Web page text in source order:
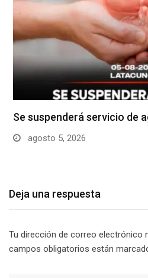
Se suspenderá servicio de
agosto 5, 2026
Deja una respuesta
Tu dirección de correo electrónico
campos obligatorios están